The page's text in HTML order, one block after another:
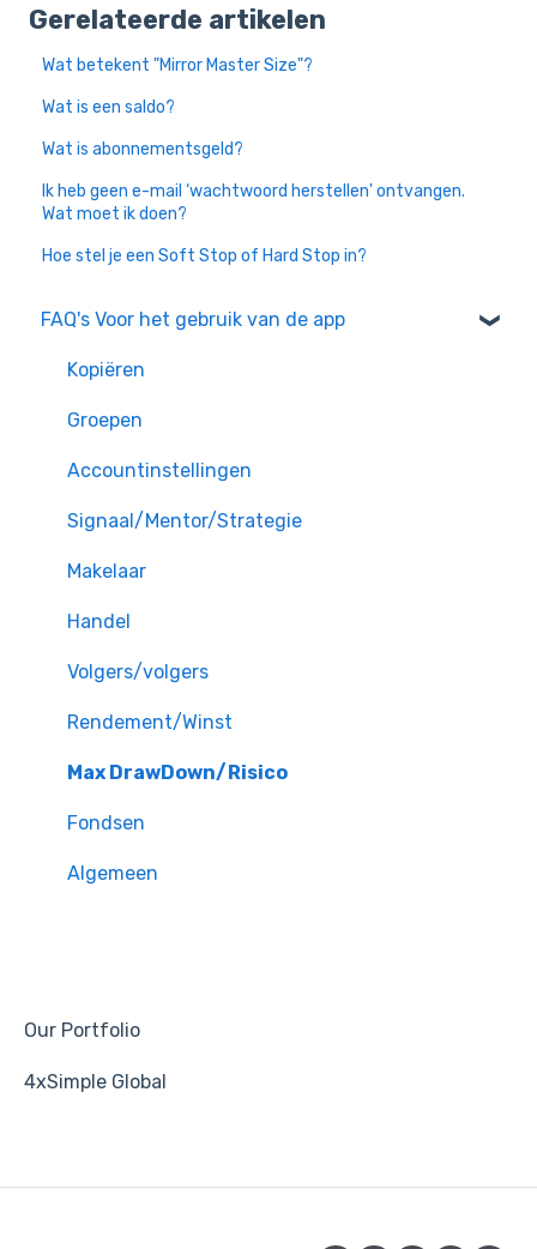
Gerelateerde artikelen
Wat betekent "Mirror Master Size"?
Wat is een saldo?
Wat is abonnementsgeld?
Ik heb geen e-mail ‘wachtwoord herstellen' ontvangen.
Wat moet ik doen?
Hoe stel je een Soft Stop of Hard Stop in?
FAQ's Voor het gebruik van de app
Kopiëren
Groepen
Accountinstellingen
Signaal/Mentor/Strategie
Makelaar
Handel
Volgers/volgers
Rendement/Winst
Max DrawDown/Risico
Fondsen
Algemeen
Our Portfolio
4xSimple Global